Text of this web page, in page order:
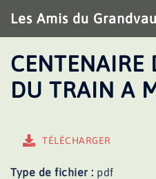
au
contenu
Les Amis du
CENTENAIRE
DU TRAIN A
TÉLÉCHARGER
Type de fichier : pdf